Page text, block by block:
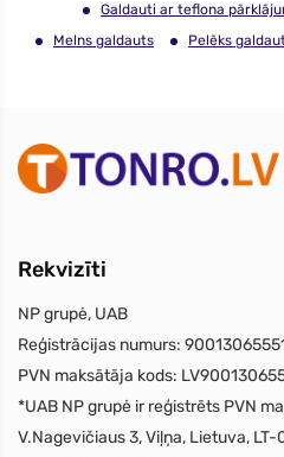
Galdauti ar teflona
Melns galdauts
Pelēks
Rekvizīti
NP grupė, UAB
Reģistrācijas numurs:
PVN maksātāja kods:
*UAB NP grupė ir reģistrēts PVN
V.Nagevičiaus 3, Viļņa, Lietuva, LT-